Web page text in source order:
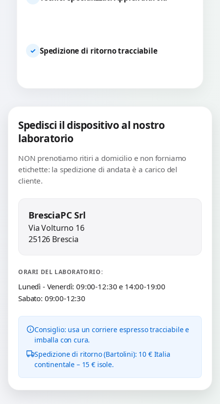
✓ Spedizione di ritorno tracciabile
Spedisci il dispositivo al nostro
laboratorio
NON prenotiamo ritiri a domicilio e non forniamo
etichette: la spedizione di andata è a carico del
cliente.
BresciaPC Srl
Via Volturno 16
25126 Brescia
ORARI DEL LABORATORIO:
Lunedì - Venerdì: 09:00-12:30 e 14:00-19:00
Sabato: 09:00-12:30
Consiglio: usa un corriere espresso tracciabile e
imballa con cura.
Spedizione di ritorno (Bartolini): 10 € Italia
continentale – 15 € isole.